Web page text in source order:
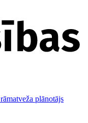
plānotājs